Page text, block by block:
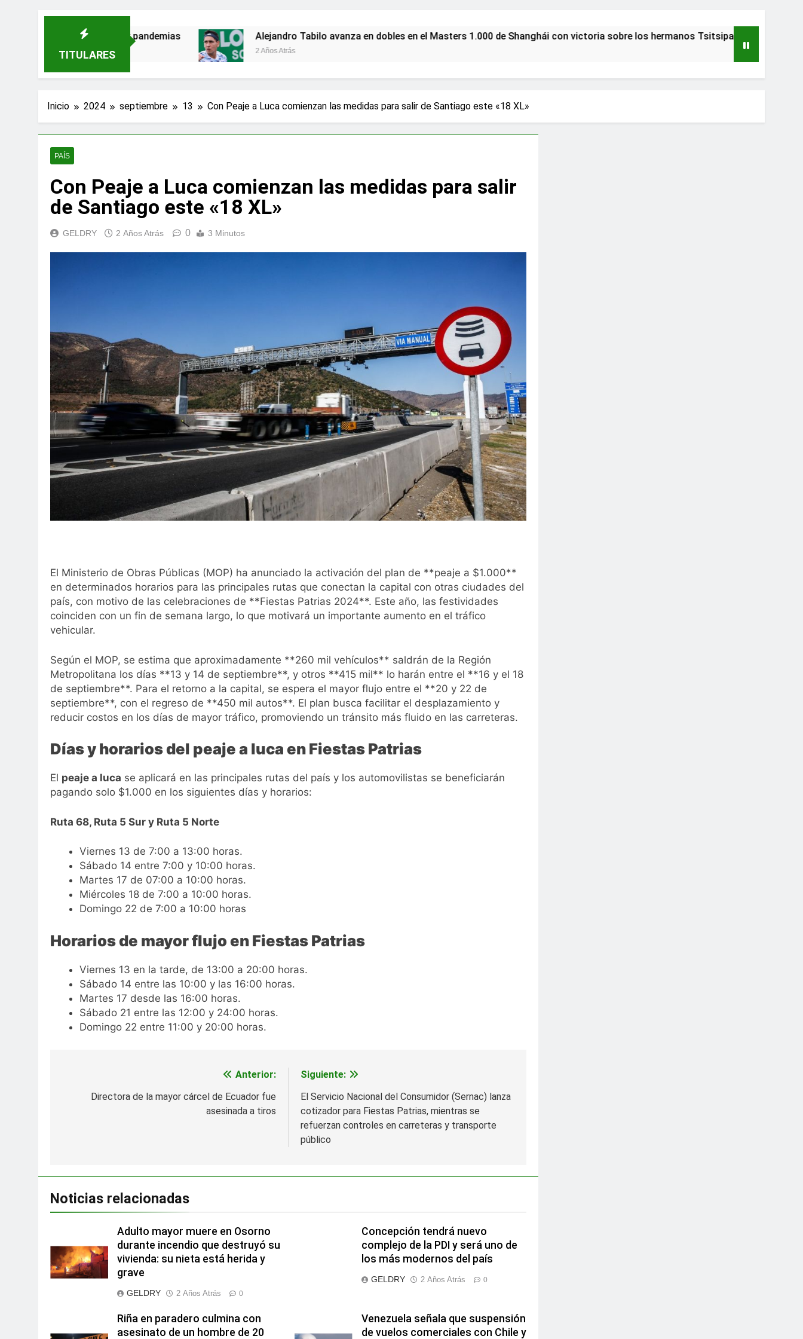
TITULARES
para evitar pandemias Alejandro Tabilo avanza en dobles en el Masters 1.000 de Shanghái con victoria sobre los hermanos Tsitsipas
2 Años Atrás
Inicio 2024 septiembre 13 Con Peaje a Luca comienzan las medidas para salir de Santiago este «18 XL»
PAÍS
Con Peaje a Luca comienzan las medidas para salir
de Santiago este «18 XL»
GELDRY 2 Años Atrás 0 3 Minutos
El Ministerio de Obras Públicas (MOP) ha anunciado la activación del plan de **peaje a $1.000**
en determinados horarios para las principales rutas que conectan la capital con otras ciudades del
país, con motivo de las celebraciones de **Fiestas Patrias 2024**. Este año, las festividades
coinciden con un fin de semana largo, lo que motivará un importante aumento en el tráfico
vehicular.
Según el MOP, se estima que aproximadamente **260 mil vehículos** saldrán de la Región
Metropolitana los días **13 y 14 de septiembre**, y otros **415 mil** lo harán entre el **16 y el 18
de septiembre**. Para el retorno a la capital, se espera el mayor flujo entre el **20 y 22 de
septiembre**, con el regreso de **450 mil autos**. El plan busca facilitar el desplazamiento y
reducir costos en los días de mayor tráfico, promoviendo un tránsito más fluido en las carreteras.
Días y horarios del peaje a luca en Fiestas Patrias
El peaje a luca se aplicará en las principales rutas del país y los automovilistas se beneficiarán
pagando solo $1.000 en los siguientes días y horarios:
Ruta 68, Ruta 5 Sur y Ruta 5 Norte
Viernes 13 de 7:00 a 13:00 horas.
Sábado 14 entre 7:00 y 10:00 horas.
Martes 17 de 07:00 a 10:00 horas.
Miércoles 18 de 7:00 a 10:00 horas.
Domingo 22 de 7:00 a 10:00 horas
Horarios de mayor flujo en Fiestas Patrias
Viernes 13 en la tarde, de 13:00 a 20:00 horas.
Sábado 14 entre las 10:00 y las 16:00 horas.
Martes 17 desde las 16:00 horas.
Sábado 21 entre las 12:00 y 24:00 horas.
Domingo 22 entre 11:00 y 20:00 horas.
Anterior:
Directora de la mayor cárcel de Ecuador fue
asesinada a tiros
Siguiente:
El Servicio Nacional del Consumidor (Sernac) lanza
cotizador para Fiestas Patrias, mientras se
refuerzan controles en carreteras y transporte
público
Noticias relacionadas
Adulto mayor muere en Osorno
durante incendio que destruyó su
vivienda: su nieta está herida y
grave
GELDRY 2 Años Atrás 0
Concepción tendrá nuevo
complejo de la PDI y será uno de
los más modernos del país
GELDRY 2 Años Atrás 0
Riña en paradero culmina con
asesinato de un hombre de 20
Venezuela señala que suspensión
de vuelos comerciales con Chile y